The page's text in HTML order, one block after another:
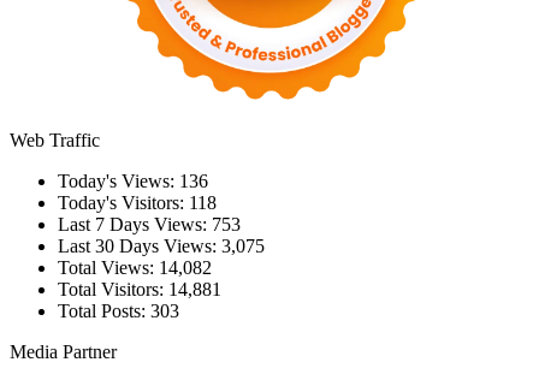
Web Traffic
Today's Views: 136
Today's Visitors: 118
Last 7 Days Views: 753
Last 30 Days Views: 3,075
Total Views: 14,082
Total Visitors: 14,881
Total Posts: 303
Media Partner